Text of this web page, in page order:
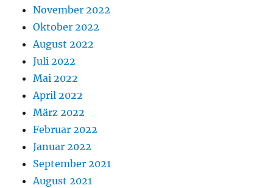
November 2022
Oktober 2022
August 2022
Juli 2022
Mai 2022
April 2022
März 2022
Februar 2022
Januar 2022
September 2021
August 2021